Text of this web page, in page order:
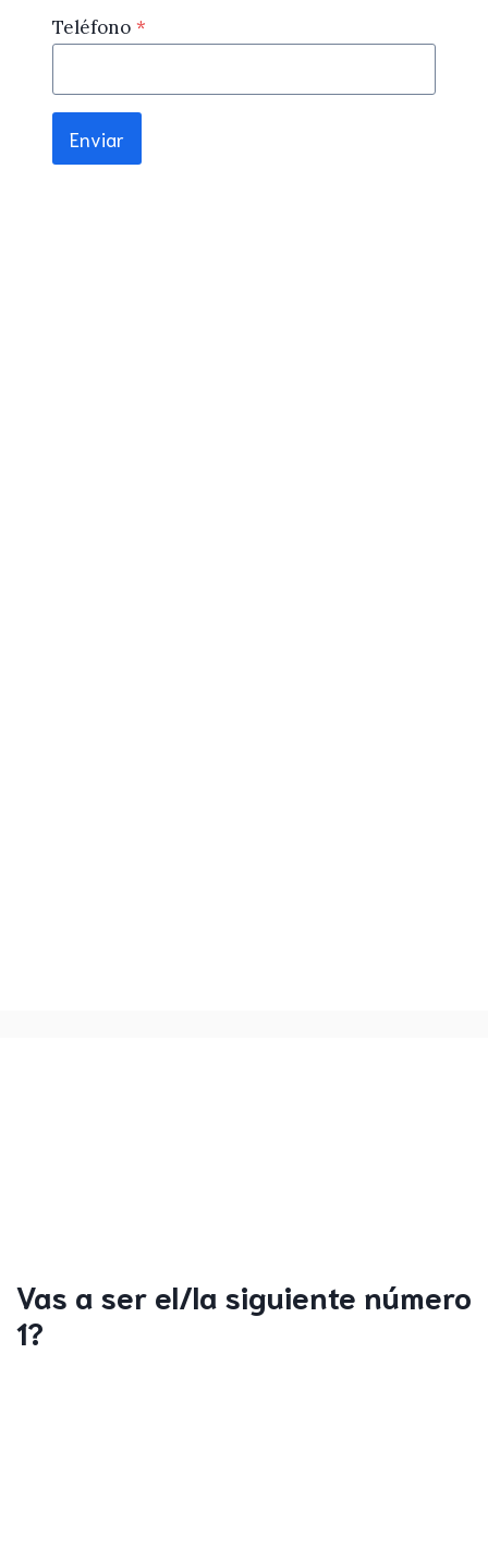
Teléfono *
Enviar
Vas a ser el/la siguiente número
1?